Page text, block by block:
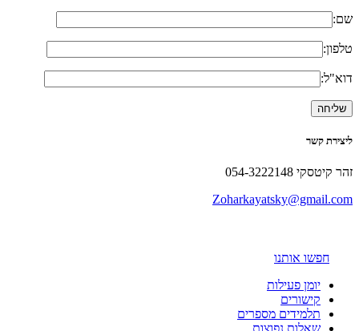
שם:
טלפון:
דוא"ל:
ליצירת קשר
זהר קיטסקי 054-3222148
Zoharkayatsky@gmail.com
חפשו אותנו
יומן פעילות
קישורים
תלמידים מספרים